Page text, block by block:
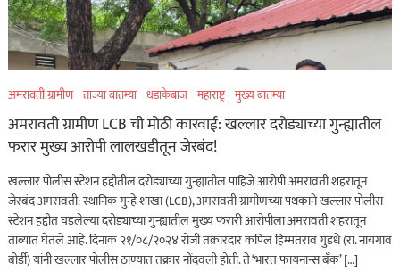
अमरावती ग्रामीण ताज्या बातम्या धडाकेबाज महाराष्ट्र मुख्य बातम्या
अमरावती ग्रामीण LCB ची मोठी कारवाई: खल्लार दरोड्याच्या गुन्ह्यातील
फरार मुख्य आरोपी लालखडीतून जेरबंद!
खल्लार पोलीस स्टेशन हद्दीतील दरोड्याच्या गुन्ह्यातील पाहिजे आरोपी अमरावती शहरातून
जेरबंद अमरावती: स्थानिक गुन्हे शाखा (LCB), अमरावती ग्रामीणच्या पथकाने खल्लार पोलीस
स्टेशन हद्दीत घडलेल्या दरोड्याच्या गुन्ह्यातील मुख्य फरारी आरोपीला अमरावती शहरातून
ताब्यात घेतले आहे. दिनांक २१/०८/२०२४ रोजी तक्रारदार कपिल हिम्मतराव गुडधे (रा. नायगाव
बोर्डी) यांनी खल्लार पोलीस ठाण्यात तक्रार नोंदवली होती. ते ‘भारत फायनान्स बँक’ […]